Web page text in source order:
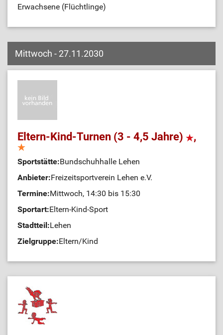
Erwachsene (Flüchtlinge)
Mittwoch - 27.11.2030
Eltern-Kind-Turnen (3 - 4,5 Jahre) ,
Sportstätte:Bundschuhhalle Lehen
Anbieter:Freizeitsportverein Lehen e.V.
Termine:Mittwoch, 14:30 bis 15:30
Sportart:Eltern-Kind-Sport
Stadtteil:Lehen
Zielgruppe:Eltern/Kind